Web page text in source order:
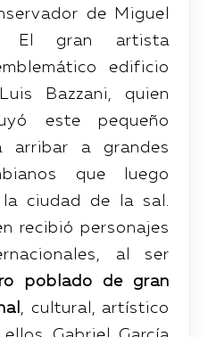
de Miguel
El gran artista
edificio
Bazzani, quien
este pequeño
arribar a grandes
que luego
ciudad de la sal.
recibió personajes
al ser
poblado de gran
, cultural, artístico